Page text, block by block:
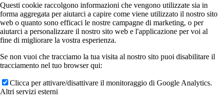
Questi cookie raccolgono informazioni che vengono utilizzate sia in
forma aggregata per aiutarci a capire come viene utilizzato il nostro sito
web o quanto sono efficaci le nostre campagne di marketing, o per
aiutarci a personalizzare il nostro sito web e l'applicazione per voi al
fine di migliorare la vostra esperienza.
Se non vuoi che tracciamo la tua visita al nostro sito puoi disabilitare il
tracciamento nel tuo browser qui:
Clicca per attivare/disattivare il monitoraggio di Google Analytics.
Altri servizi esterni